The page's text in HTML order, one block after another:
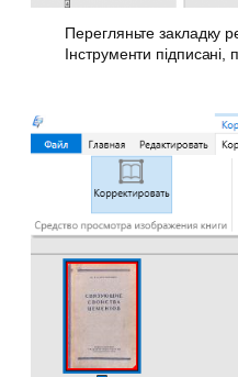
Перегляньте закладку
Інструменти підписані,